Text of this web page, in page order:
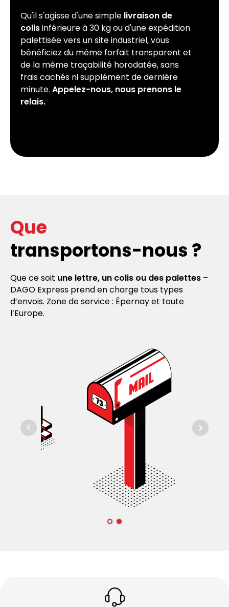
Qu'il s'agisse d'une simple livraison de
colisinférieure à 30 kg ou d'une expédition
palettisée vers un site industriel, vous
bénéficiez du même forfait transparent et
de la même traçabilité horodatée, sans
frais cachés ni supplément de dernière
minute. Appelez-nous, nous prenons le
relais.
Que
transportons-nous ?
Que ce soit une lettre, un colis ou des palettes –
DAGO Express prend en charge tous types
d’envois. Zone de service : Épernay et toute
l’Europe.